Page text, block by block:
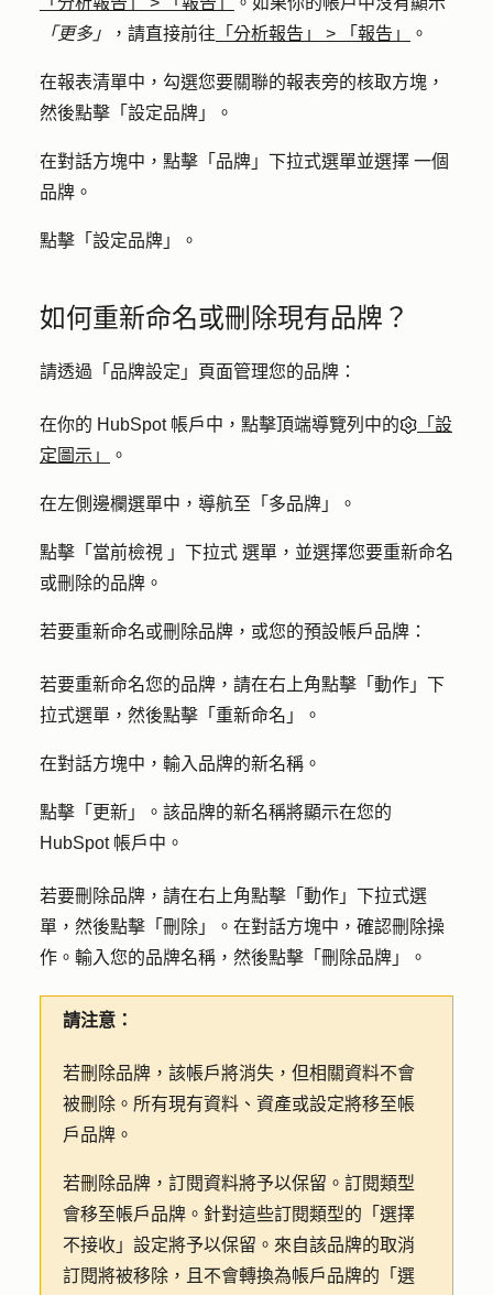
「更多」
，請直接前往 「分析報告」 > 「報告」 。
在報表清單中，勾選您要關聯的報表旁的核取方塊，
然後點擊「 設定品牌 」。
在對話方塊中，點擊「 品牌 」下拉式選單並選擇 一個
品牌。
點擊「 設定品牌 」。
如何重新命名或刪除現有品牌？
請透過「品牌設定」頁面管理您的品牌：
在你的 HubSpot 帳戶中，點擊頂端導覽列中的
「設
定圖示」
。
在左側邊欄選單中，導航至「 多品牌 」。
點擊「 當前檢視 」 下拉式 選單，並選擇您要重新命名
或刪除的品牌 。
若要重新命名或刪除品牌，或您的預設帳戶品牌：
若要重新命名您的品牌，請在右上角點擊「 動作 」下
拉式選單，然後點擊「 重新命名 」。
在對話方塊中，輸入品牌的新名稱 。
點擊 「更新」
。該品牌的新名稱將顯示在您的
HubSpot 帳戶中。
若要刪除品牌，請在右上角點擊「 動作 」下拉式選
單，然後點擊 「刪除」
。在對話方塊中，確認刪除操
作。輸入您的品牌名稱，然後點擊 「刪除品牌」 。
請注意：
若刪除品牌，該帳戶將消失，但相關資料不會
被刪除。所有現有資料、資產或設定將移至帳
戶品牌。
若刪除品牌，訂閱資料將予以保留。訂閱類型
會移至帳戶品牌。針對這些訂閱類型的「選擇
不接收」設定將予以保留。來自該品牌的取消
訂閱將被移除，且不會轉換為帳戶品牌的「選